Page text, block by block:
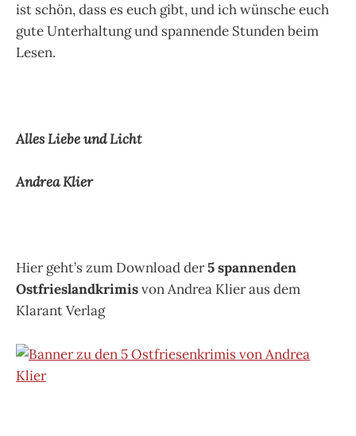
ist schön, dass es euch gibt, und ich wünsche euch
gute Unterhaltung und spannende Stunden beim
Lesen.
Alles Liebe und Licht
Andrea Klier
Hier geht’s zum Download der5 spannenden
Ostfrieslandkrimisvon Andrea Klier aus dem
Klarant Verlag